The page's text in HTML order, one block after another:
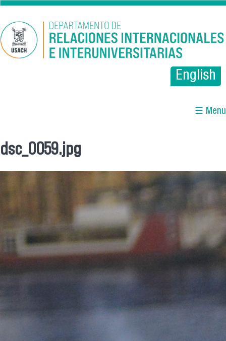
Pasar al contenido principal
English
☰ Menu
Se encuentra usted aquí
dsc_0059.jpg